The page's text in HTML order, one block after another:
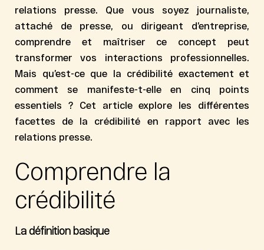
relations presse. Que vous soyez journaliste,
attaché de presse, ou dirigeant d’entreprise,
comprendre et maîtriser ce concept peut
transformer vos interactions professionnelles.
Mais qu’est-ce que la crédibilité exactement et
comment se manifeste-t-elle en cinq points
essentiels ? Cet article explore les différentes
facettes de la crédibilité en rapport avec les
relations presse.
Comprendre la
crédibilité
La définition basique